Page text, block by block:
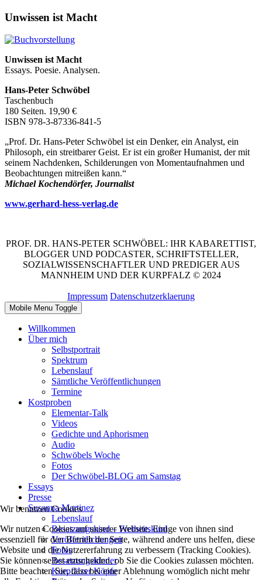
Unwissen ist Macht
Unwissen ist Macht
Essays. Poesie. Analysen.
Hans-Peter Schwöbel
Taschenbuch
180 Seiten. 19,90 €
ISBN 978-3-87336-841-5
„Prof. Dr. Hans-Peter Schwöbel ist ein Denker, ein Analyst, ein
Philosoph, ein streitbarer Geist. Er ist ein großer Humanist, der mit
seinem Nachdenken, Schilderungen von Momentaufnahmen und
Beobachtungen mitreißen kann.“
Michael Kochendörfer, Journalist
www.gerhard-hess-verlag.de
PROF. DR. HANS-PETER SCHWÖBEL: IHR KABARETTIST,
BLOGGER UND PODCASTER, SCHRIFTSTELLER,
SOZIALWISSENSCHAFTLER UND PREDIGER AUS
MANNHEIM UND DER KURPFALZ © 2024
Impressum Datenschutzerklaerung
Mobile Menu Toggle
Willkommen
Über mich
Selbstportrait
Spektrum
Lebenslauf
Sämtliche Veröffentlichungen
Termine
Kostproben
Elementar-Talk
Videos
Gedichte und Aphorismen
Audio
Schwöbels Woche
Fotos
Der Schwöbel-BLOG am Samstag
Essays
Presse
Susanna Martinez
Lebenslauf
Besatzungskind – Freiheitskind
Veröffentlichungen
Fotos
Besatzungskinder
Kurpfälzer Köpfe
Wir benutzen Cookies
Wir nutzen Cookies auf unserer Website. Einige von ihnen sind
essenziell für den Betrieb der Seite, während andere uns helfen, diese
Website und die Nutzererfahrung zu verbessern (Tracking Cookies).
Sie können selbst entscheiden, ob Sie die Cookies zulassen möchten.
Bitte beachten Sie, dass bei einer Ablehnung womöglich nicht mehr